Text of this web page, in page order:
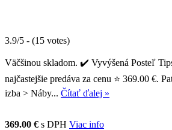
3.9/5 - (15 votes)
Väčšinou skladom. ✔️ Vyvýšená Posteľ
najčastejšie predáva za cenu ⭐ 369.00 €.
izba > Náby... Čítať ďalej »
369.00 € s DPH Viac info